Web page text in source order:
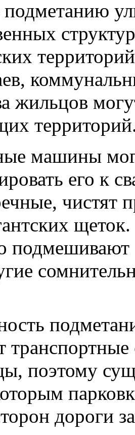
жильцов
машины
его к
чистят
подмешивают
транспортные
поэтому
дороги